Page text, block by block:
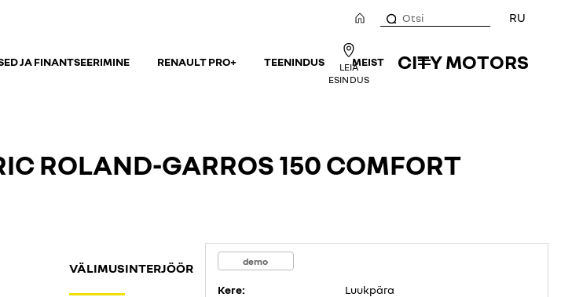
LEIA
ESINDUS
CITY MOTORS
JA FINANTSEERIMINE RENAULT PRO+ TEENINDUS MEIST
RU
ROLAND-GARROS 150 COMFORT
VÄLIMUSINTERJÖÖR demo
Kere:
Luukpära